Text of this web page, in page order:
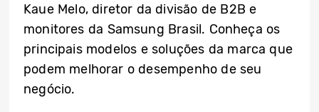
Kaue Melo, diretor da divisão de B2B e
monitores da Samsung Brasil. Conheça os
principais modelos e soluções da marca que
podem melhorar o desempenho de seu
negócio.